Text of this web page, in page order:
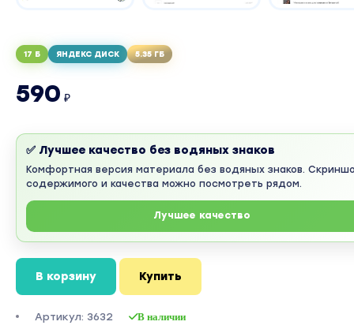
17 Б ЯНДЕКС ДИСК 5.35 ГБ
590 ₽
✅ Лучшее качество без водяных знаков
Комфортная версия материала без водяных знаков.
содержимого и качества можно посмотреть рядом.
Лучшее качество
В корзину Купить
Артикул: 3632 В наличии